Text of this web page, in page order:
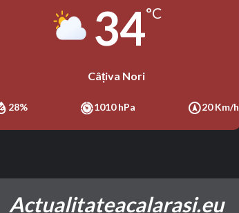
34°C
Câțiva Nori
28% 1010 hPa 20 Km/h
Actualitateacalarasi.eu